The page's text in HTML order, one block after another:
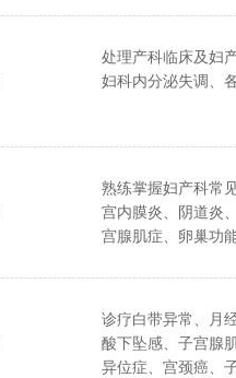
精、各种超促排卵
娠减胎术等各项辅
处理产科临床及妇
妇科内分泌失调、
熟练掌握妇产科常
宫内膜炎、阴道炎
宫腺肌症、卵巢功
诊疗白带异常、月
酸下坠感、子宫腺
异位症、宫颈癌、